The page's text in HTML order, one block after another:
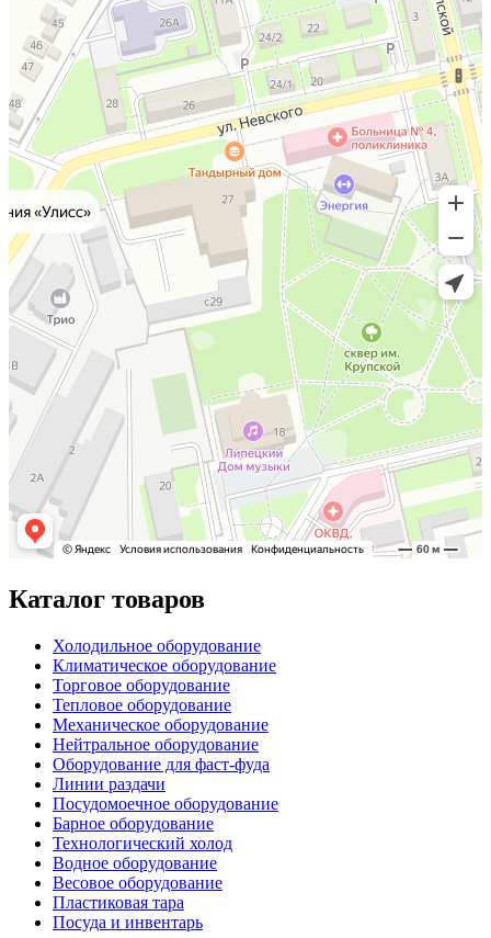
Каталог товаров
Холодильное оборудование
Климатическое оборудование
Торговое оборудование
Тепловое оборудование
Механическое оборудование
Нейтральное оборудование
Оборудование для фаст-фуда
Линии раздачи
Посудомоечное оборудование
Барное оборудование
Технологический холод
Водное оборудование
Весовое оборудование
Пластиковая тара
Посуда и инвентарь